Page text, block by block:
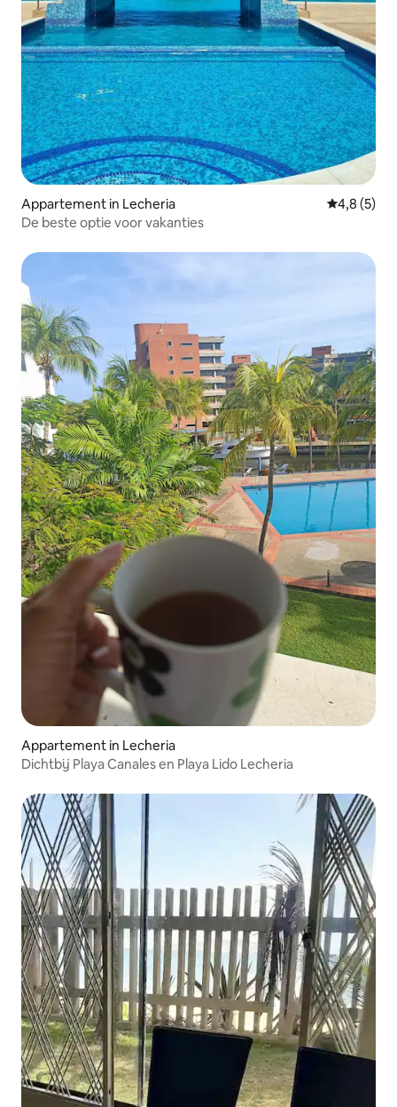
Appartement in Lecheria
4,8 (5)
De beste optie voor vakanties
Appartement in Lecheria
Dichtbij Playa Canales en Playa Lido Lecheria